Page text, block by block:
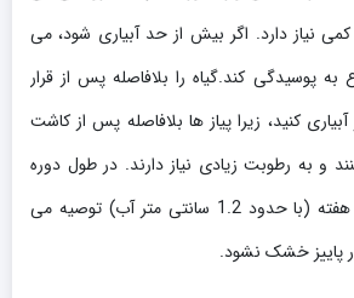
نیاز دارد. اگر بیش از حد آبیاری شود، می
پوسیدگی کند.گیاه را بلافاصله پس از قرار
کنید، زیرا پیاز ها بلافاصله پس از کاشت
و به رطوبت زیادی نیاز دارند. در طول دوره
رشد، آبیاری یک بار در هفته (با حدود 1.2 سانتی متر آب) توصیه می
پاییز خشک نشود.